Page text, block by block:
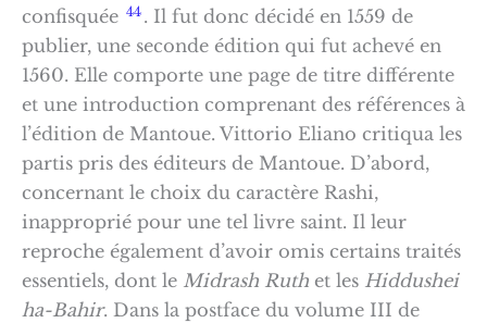
confisquée 44 . Il fut donc décidé en 1559 de
publier, une seconde édition qui fut achevé en
1560. Elle comporte une page de titre différente
et une introduction comprenant des références à
l’édition de Mantoue. Vittorio Eliano critiqua les
partis pris des éditeurs de Mantoue. D’abord,
concernant le choix du caractère Rashi,
inapproprié pour une tel livre saint. Il leur
reproche également d’avoir omis certains traités
essentiels, dont le Midrash Ruth et les Hiddushei
ha-Bahir. Dans la postface du volume III de